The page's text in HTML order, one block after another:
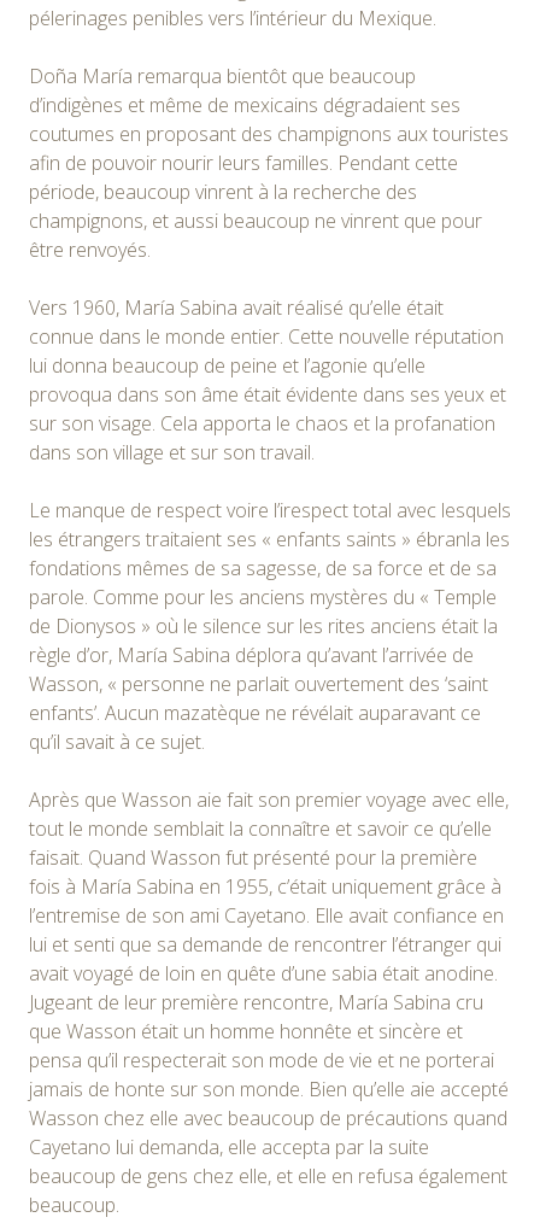
pélerinages penibles vers l’intérieur du Mexique.
Doña María remarqua bientôt que beaucoup
d’indigènes et même de mexicains dégradaient ses
coutumes en proposant des champignons aux touristes
afin de pouvoir nourir leurs familles. Pendant cette
période, beaucoup vinrent à la recherche des
champignons, et aussi beaucoup ne vinrent que pour
être renvoyés.
Vers 1960, María Sabina avait réalisé qu’elle était
connue dans le monde entier. Cette nouvelle réputation
lui donna beaucoup de peine et l’agonie qu’elle
provoqua dans son âme était évidente dans ses yeux et
sur son visage. Cela apporta le chaos et la profanation
dans son village et sur son travail.
Le manque de respect voire l’irespect total avec lesquels
les étrangers traitaient ses « enfants saints » ébranla les
fondations mêmes de sa sagesse, de sa force et de sa
parole. Comme pour les anciens mystères du « Temple
de Dionysos » où le silence sur les rites anciens était la
règle d’or, María Sabina déplora qu’avant l’arrivée de
Wasson, « personne ne parlait ouvertement des ‘saint
enfants’. Aucun mazatèque ne révélait auparavant ce
qu’il savait à ce sujet.
Après que Wasson aie fait son premier voyage avec elle,
tout le monde semblait la connaître et savoir ce qu’elle
faisait. Quand Wasson fut présenté pour la première
fois à María Sabina en 1955, c’était uniquement grâce à
l’entremise de son ami Cayetano. Elle avait confiance en
lui et senti que sa demande de rencontrer l’étranger qui
avait voyagé de loin en quête d’une sabia était anodine.
Jugeant de leur première rencontre, María Sabina cru
que Wasson était un homme honnête et sincère et
pensa qu’il respecterait son mode de vie et ne porterai
jamais de honte sur son monde. Bien qu’elle aie accepté
Wasson chez elle avec beaucoup de précautions quand
Cayetano lui demanda, elle accepta par la suite
beaucoup de gens chez elle, et elle en refusa également
beaucoup.